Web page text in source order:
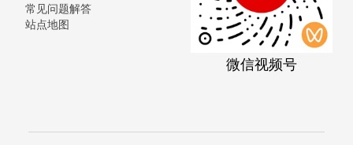
常见问题解答
站点地图
微信视频号